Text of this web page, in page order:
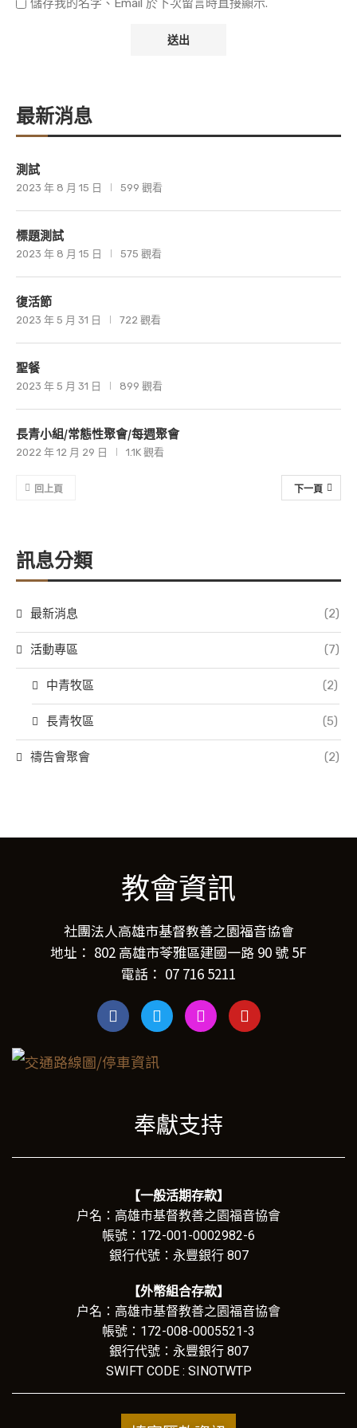
儲存我的名字、Email 於下次留言時直接顯示.
最新消息
測試
2023 年 8 月 15 日 599 觀看
標題測試
2023 年 8 月 15 日 575 觀看
復活節
2023 年 5 月 31 日 722 觀看
聖餐
2023 年 5 月 31 日 899 觀看
長青小組/常態性聚會/每週聚會
2022 年 12 月 29 日 1.1K 觀看
回上頁 下一頁
訊息分類
最新消息 (2)
活動專區 (7)
中青牧區 (2)
長青牧區 (5)
禱告會聚會 (2)
教會資訊
社團法人高雄市基督教善之園福音協會
地址： 802 高雄市苓雅區建國一路 90 號 5F
電話： 07 716 5211
奉獻支持
【一般活期存款】
户名：高雄市基督教善之園福音協會
帳號：172-001-0002982-6
銀行代號：永豐銀行 807
【外幣組合存款】
户名：高雄市基督教善之園福音協會
帳號：172-008-0005521-3
銀行代號：永豐銀行 807
SWIFT CODE : SINOTWTP